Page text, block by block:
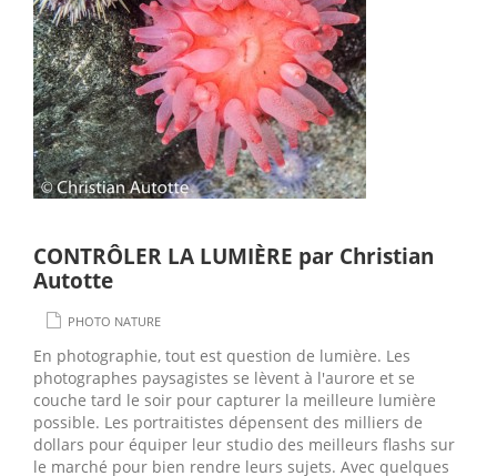
CONTRÔLER LA LUMIÈRE par Christian
Autotte
PHOTO NATURE
En photographie, tout est question de lumière. Les
photographes paysagistes se lèvent à l'aurore et se
couche tard le soir pour capturer la meilleure lumière
possible. Les portraitistes dépensent des milliers de
dollars pour équiper leur studio des meilleurs flashs sur
le marché pour bien rendre leurs sujets. Avec quelques